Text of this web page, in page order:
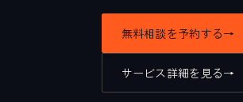
無料相談を予約する→
サービス詳細を見る→